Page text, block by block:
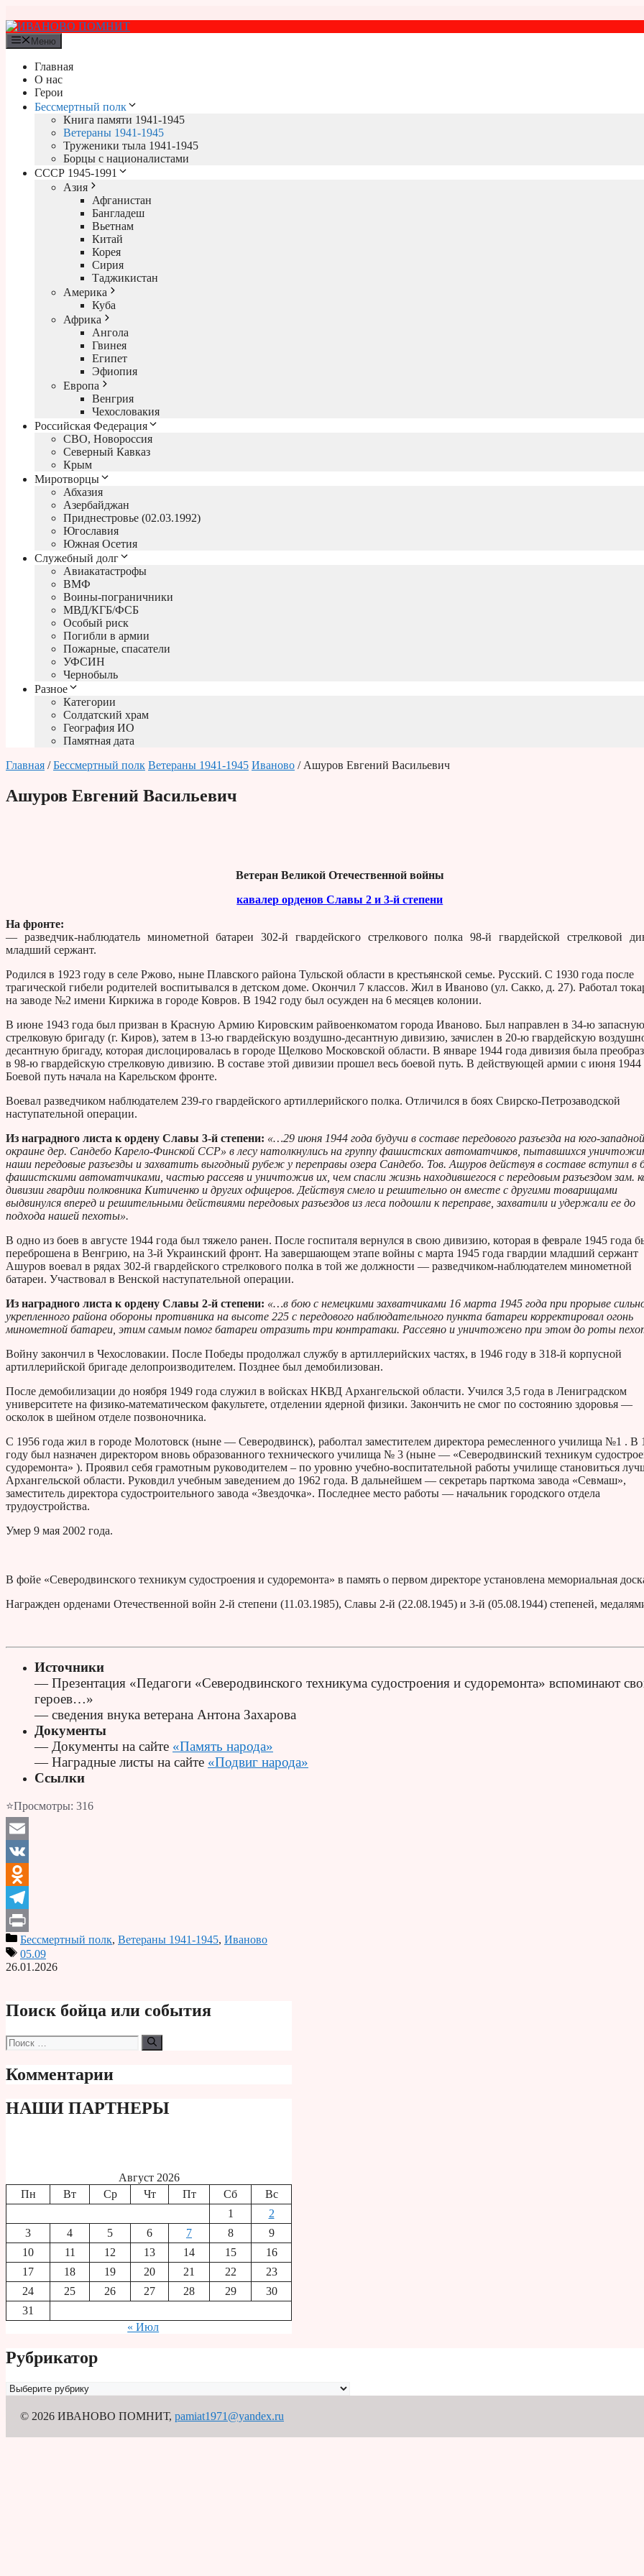
к
содержимому
Меню
Главная
О нас
Герои
Бессмертный полк
Книга памяти 1941-1945
Ветераны 1941-1945
Труженики тыла 1941-1945
Борцы с националистами
СССР 1945-1991
Азия
Афганистан
Бангладеш
Вьетнам
Китай
Корея
Сирия
Таджикистан
Америка
Куба
Африка
Ангола
Гвинея
Египет
Эфиопия
Европа
Венгрия
Чехословакия
Российская Федерация
СВО, Новороссия
Северный Кавказ
Крым
Миротворцы
Абхазия
Азербайджан
Приднестровье (02.03.1992)
Югославия
Южная Осетия
Служебный долг
Авиакатастрофы
ВМФ
Воины-пограничники
МВД/КГБ/ФСБ
Особый риск
Погибли в армии
Пожарные, спасатели
УФСИН
Чернобыль
Разное
Категории
Солдатский храм
География ИО
Памятная дата
Главная /Бессмертный полк Ветераны 1941-1945 Иваново / Ашуров Евгений Васильевич
Ашуров Евгений Васильевич
Ветеран Великой Отечественной войны
кавалер орденов Славы 2 и 3-й степени
На фронте:
— разведчик-наблюдатель минометной батареи 302-й гвардейского стрелкового полка 98-й гвардейской стрелковой
младший сержант.
Родился в 1923 году в селе Ржово, ныне Плавского района Тульской области в крестьянской семье. Русский. С 1930 года после
трагической гибели родителей воспитывался в детском доме. Окончил 7 классов. Жил в Иваново (ул. Сакко, д. 27). Работал
на заводе №2 имени Киркижа в городе Ковров. В 1942 году был осужден на 6 месяцев колонии.
В июне 1943 года был призван в Красную Армию Кировским райвоенкоматом города Иваново. Был направлен в 34-ю запасную
стрелковую бригаду (г. Киров), затем в 13-ю гвардейскую воздушно-десантную дивизию, зачислен в 20-ю гвардейскую
десантную бригаду, которая дислоцировалась в городе Щелково Московской области. В январе 1944 года дивизия была
в 98-ю гвардейскую стрелковую дивизию. В составе этой дивизии прошел весь боевой путь. В действующей армии с июня 1944
Боевой путь начала на Карельском фронте.
Воевал разведчиком наблюдателем 239-го гвардейского артиллерийского полка. Отличился в боях Свирско-Петрозаводской
наступательной операции.
Из наградного листа к ордену Славы 3-й степени: «…29 июня 1944 года будучи в составе передового разъезда на юго-западной
окраине дер. Сандебо Карело-Финской ССР» в лесу натолкнулись на группу фашистских автоматчиков, пытавшихся
наши передовые разъезды и захватить выгодный рубеж у переправы озера Сандебо. Тов. Ашуров действуя в составе вступил в
фашистскими автоматчиками, частью рассеяв и уничтожив их, чем спасли жизнь находившегося с передовым разъездом зам.
дивизии гвардии полковника Китиченко и других офицеров. Действуя смело и решительно он вместе с другими товарищами
выдвинулся вперед и решительными действиями передовых разъездов из леса подошли к переправе, захватили и удержали ее до
подхода нашей пехоты».
В одно из боев в августе 1944 года был тяжело ранен. После госпиталя вернулся в свою дивизию, которая в феврале 1945 года
переброшена в Венгрию, на 3-й Украинский фронт. На завершающем этапе войны с марта 1945 года гвардии младший сержант
Ашуров воевал в рядах 302-й гвардейского стрелкового полка в той же должности — разведчиком-наблюдателем минометной
батареи. Участвовал в Венской наступательной операции.
Из наградного листа к ордену Славы 2-й степени: «…в бою с немецкими захватчиками 16 марта 1945 года при прорыве
укрепленного района обороны противника на высоте 225 с передового наблюдательного пункта батареи корректировал огонь
минометной батареи, этим самым помог батареи отразить три контратаки. Рассеяно и уничтожено при этом до роты
Войну закончил в Чехословакии. После Победы продолжал службу в артиллерийских частях, в 1946 году в 318-й корпусной
артиллерийской бригаде делопроизводителем. Позднее был демобилизован.
После демобилизации до ноября 1949 года служил в войсках НКВД Архангельской области. Учился 3,5 года в Лениградском
университете на физико-математическом факультете, отделении ядерной физики. Закончить не смог по состоянию здоровья —
осколок в шейном отделе позвоночника.
С 1956 года жил в городе Молотовск (ныне — Северодвинск), раболтал заместителем директора ремесленного училища №1 . В
году был назначен директором вновь образованного технического училища № 3 (ныне — «Северодвинский техникум
судоремонта» ). Проявил себя грамотным руководителем – по уровню учебно-воспитательной работы училище становиться
Архангельской области. Руковдил учебным заведением до 1962 года. В дальнейшем — секретарь парткома завода «Севмаш»,
заместитель директора судостроительного завода «Звездочка». Последнее место работы — начальник городского отдела
трудоустройства.
Умер 9 мая 2002 года.
В фойе «Северодвинского техникум судостроения и судоремонта» в память о первом директоре установлена мемориальная
Награжден орденами Отечественной войн 2-й степени (11.03.1985), Славы 2-й (22.08.1945) и 3-й (05.08.1944) степеней,
Источники
— Презентация «Педагоги «Северодвинского техникума судостроения и судоремонта» вспоминают
героев…»
— сведения внука ветерана Антона Захарова
Документы
— Документы на сайте «Память народа»
— Наградные листы на сайте «Подвиг народа»
Ссылки
⭐Просмотры: 316
Email
VK
Odnoklassniki
Telegram
PrintБессмертный полк, Ветераны 1941-1945, Иваново
05.09
26.01.2026
Поиск бойца или события
Поиск:
Комментарии
НАШИ ПАРТНЕРЫ
Август 2026
Пн
Вт Ср Чт Пт Сб
Вс
1
2
3
4 5 6 7 8
9
10
11 12 13 14 15
16
17
18 19 20 21 22
23
24
25 26 27 28 29
30
31
« Июл
Рубрикатор
Рубрикатор
© 2026 ИВАНОВО ПОМНИТ, pamiat1971@yandex.ru